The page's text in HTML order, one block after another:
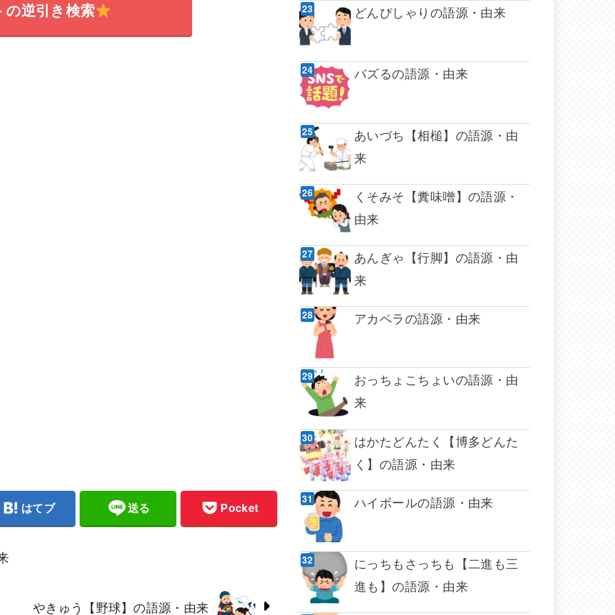
の逆引き検索
はてブ 送る Pocket
やきゅう【野球】の語源・由来
どんぴしゃりの語源・由来
バズるの語源・由来
あいづち【相槌】の語源・由
来
くそみそ【糞味噌】の語源・
由来
あんぎゃ【行脚】の語源・由
来
アカペラの語源・由来
おっちょこちょいの語源・由
来
はかたどんたく【博多どんた
く】の語源・由来
ハイボールの語源・由来
にっちもさっちも【二進も三
進も】の語源・由来